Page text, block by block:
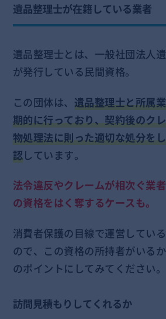
遺品整理士が在籍している業者
遺品整理士とは、一般社団法人
が発行している民間資格。
この団体は、 遺品整理士と所属
期的に行っており、契約後のク
物処理法に則った適切な処分を
認しています。
法令違反やクレームが相次ぐ業
の資格をはく奪するケースも。
消費者保護の目線で運営してい
ので、この資格の所持者がいる
のポイントにしてみてください。
訪問見積もりしてくれるか